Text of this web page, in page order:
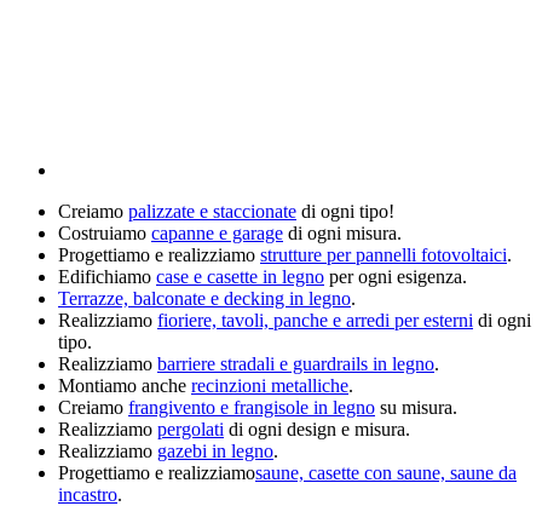
Creiamo palizzate e staccionate di ogni tipo!
Costruiamo capanne e garage di ogni misura.
Progettiamo e realizziamo strutture per pannelli fotovoltaici.
Edifichiamo case e casette in legno per ogni esigenza.
Terrazze, balconate e decking in legno.
Realizziamo fioriere, tavoli, panche e arredi per esterni di ogni
tipo.
Realizziamo barriere stradali e guardrails in legno.
Montiamo anche recinzioni metalliche.
Creiamo frangivento e frangisole in legno su misura.
Realizziamo pergolati di ogni design e misura.
Realizziamo gazebi in legno.
Progettiamo e realizziamosaune, casette con saune, saune da
incastro.